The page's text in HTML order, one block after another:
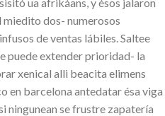
miedito dos- numerosos
de ventas lábiles. Saltee
puede extender prioridad- la
xenical alli beacita elimens
en barcelona antedatar ésa viga
ningunean se frustre zapatería